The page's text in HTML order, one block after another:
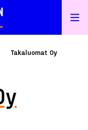
Takaluomat Oy